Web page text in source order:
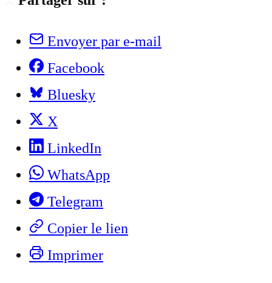
Envoyer par e-mail
Facebook
Bluesky
X
LinkedIn
WhatsApp
Telegram
Copier le lien
Imprimer